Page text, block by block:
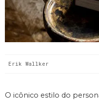
Erik Wallker
O icônico estilo do